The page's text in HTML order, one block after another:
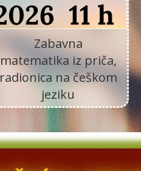
Zabavna
matematika iz priča,
radionica na češkom
jeziku